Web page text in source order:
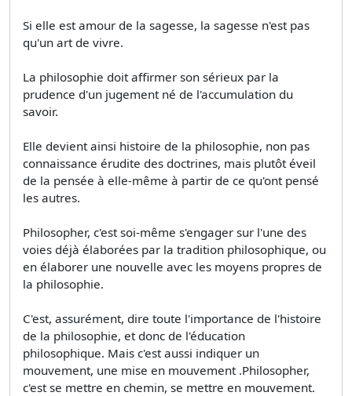
Si elle est amour de la sagesse, la sagesse n'est pas
qu'un art de vivre.
La philosophie doit affirmer son sérieux par la
prudence d'un jugement né de l'accumulation du
savoir.
Elle devient ainsi histoire de la philosophie, non pas
connaissance érudite des doctrines, mais plutôt éveil
de la pensée à elle-même à partir de ce qu'ont pensé
les autres.
Philosopher, c'est soi-même s'engager sur l'une des
voies déjà élaborées par la tradition philosophique, ou
en élaborer une nouvelle avec les moyens propres de
la philosophie.
C'est, assurément, dire toute l'importance de l'histoire
de la philosophie, et donc de l'éducation
philosophique. Mais c'est aussi indiquer un
mouvement, une mise en mouvement .Philosopher,
c'est se mettre en chemin, se mettre en mouvement.